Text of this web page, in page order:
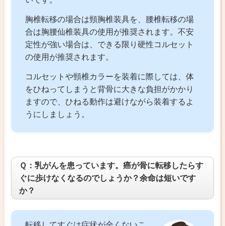
胸椎転移の場合は頸胸椎装具を、腰椎転移の場
合は胸腰仙椎装具の使用が推奨されます。不安
定性が強い場合は、できる限り硬性コルセット
の使用が推奨されます。
コルセットや頸椎カラーを装着に際しては、体
をひねってしまうと背骨に大きな負担がかかり
ますので、ひねる動作は避けながら装着するよ
うにしましょう。
Ｑ：乳がんを患っています。癌が骨に転移したらす
ぐに歩けなくなるのでしょうか？余命は短いです
か？